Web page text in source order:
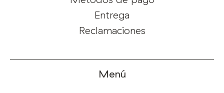
Entrega
Reclamaciones
Menú